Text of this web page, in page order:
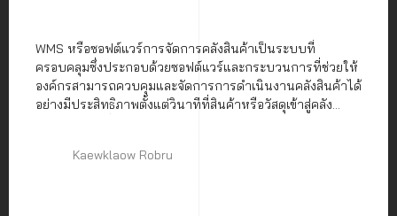
WMS หรือซอฟต์แวร์การจัดการคลังสินค้าเป็นระบบที่
ครอบคลุมซึ่งประกอบด้วยซอฟต์แวร์และกระบวนการที่ช่วยให้
องค์กรสามารถควบคุมและจัดการการดำเนินงานคลังสินค้าได้
อย่างมีประสิทธิภาพตั้งแต่วินาทีที่สินค้าหรือวัสดุเข้าสู่คลัง
Kaewklaow Robru